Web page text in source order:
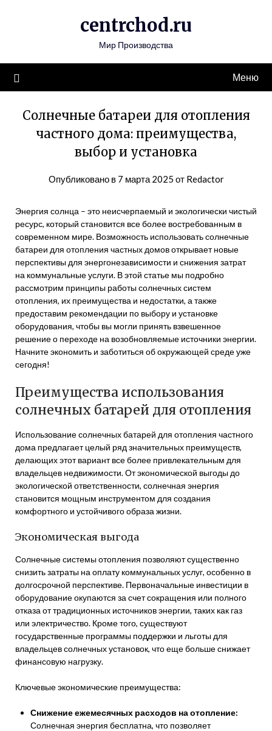
centrchod.ru
Мир Производства
Меню
Солнечные батареи для отопления
частного дома: преимущества,
выбор и установка
Опубликовано в 7 марта 2025 от Redactor
Энергия солнца – это неисчерпаемый и экологически чистый
ресурс, который становится все более востребованным в
современном мире. Возможность использовать солнечные
батареи для отопления частных домов открывает новые
перспективы для энергонезависимости и снижения затрат
на коммунальные услуги. В этой статье мы подробно
рассмотрим принципы работы солнечных систем
отопления, их преимущества и недостатки, а также
предоставим рекомендации по выбору и установке
оборудования, чтобы вы могли принять взвешенное
решение о переходе на возобновляемые источники энергии.
Начните экономить и заботиться об окружающей среде уже
сегодня!
Преимущества использования
солнечных батарей для отопления
Использование солнечных батарей для отопления частного
дома предлагает целый ряд значительных преимуществ,
делающих этот вариант все более привлекательным для
владельцев недвижимости. От экономической выгоды до
экологической ответственности, солнечная энергия
становится мощным инструментом для создания
комфортного и устойчивого образа жизни.
Экономическая выгода
Солнечные системы отопления позволяют существенно
снизить затраты на оплату коммунальных услуг, особенно в
долгосрочной перспективе. Первоначальные инвестиции в
оборудование окупаются за счет сокращения или полного
отказа от традиционных источников энергии, таких как газ
или электричество. Кроме того, существуют
государственные программы поддержки и льготы для
владельцев солнечных установок, что еще больше снижает
финансовую нагрузку.
Ключевые экономические преимущества:
Снижение ежемесячных расходов на отопление:
Солнечная энергия бесплатна, что позволяет